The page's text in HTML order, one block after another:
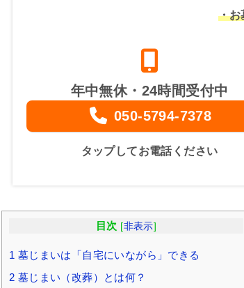
・お
年中無休・24時間受付中
050-5794-7378
タップしてお電話ください
目次 [非表示]
1 墓じまいは「自宅にいながら」できる
2 墓じまい（改葬）とは何？